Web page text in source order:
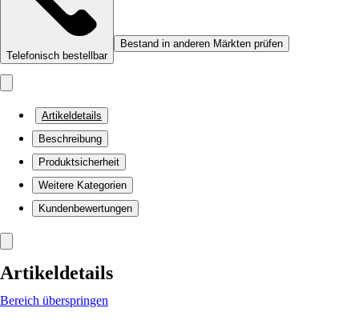
Telefonisch bestellbar
Bestand in anderen Märkten prüfen
Artikeldetails
Beschreibung
Produktsicherheit
Weitere Kategorien
Kundenbewertungen
Artikeldetails
Bereich überspringen